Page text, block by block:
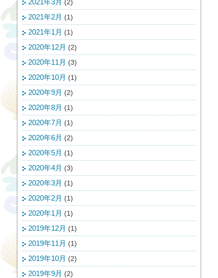
(2)
2021年2月 (1)
2021年1月 (1)
2020年12月 (2)
2020年11月 (3)
2020年10月 (1)
2020年9月 (2)
2020年8月 (1)
2020年7月 (1)
2020年6月 (2)
2020年5月 (1)
2020年4月 (3)
2020年3月 (1)
2020年2月 (1)
2020年1月 (1)
2019年12月 (1)
2019年11月 (1)
2019年10月 (2)
2019年9月 (2)